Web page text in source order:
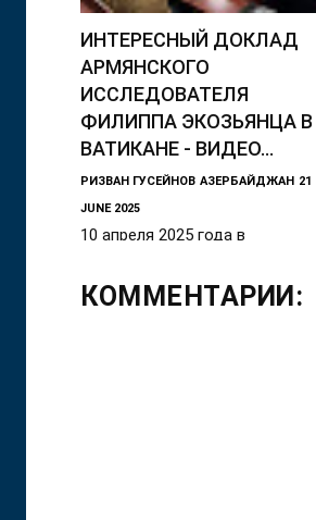
ИНТЕРЕСНЫЙ ДОКЛАД
АРМЯНСКОГО
ИССЛЕДОВАТЕЛЯ
ФИЛИППА ЭКОЗЬЯНЦА В
ВАТИКАНЕ - ВИДЕО...
РИЗВАН ГУСЕЙНОВ АЗЕРБАЙДЖАН 21
JUNE 2025
10 апреля 2025 года в
Папском Университете Святого
КОММЕНТАРИИ: